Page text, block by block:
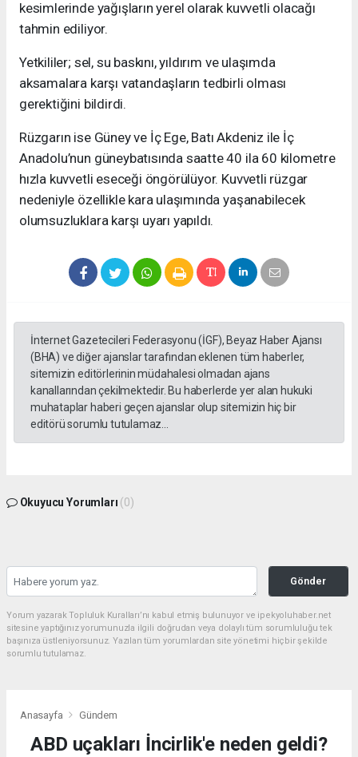
kesimlerinde yağışların yerel olarak kuvvetli olacağı
tahmin ediliyor.
Yetkililer; sel, su baskını, yıldırım ve ulaşımda
aksamalara karşı vatandaşların tedbirli olması
gerektiğini bildirdi.
Rüzgarın ise Güney ve İç Ege, Batı Akdeniz ile İç
Anadolu’nun güneybatısında saatte 40 ila 60 kilometre
hızla kuvvetli eseceği öngörülüyor. Kuvvetli rüzgar
nedeniyle özellikle kara ulaşımında yaşanabilecek
olumsuzluklara karşı uyarı yapıldı.
İnternet Gazetecileri Federasyonu (İGF), Beyaz Haber Ajansı
(BHA) ve diğer ajanslar tarafından eklenen tüm haberler,
sitemizin editörlerinin müdahalesi olmadan ajans
kanallarından çekilmektedir. Bu haberlerde yer alan hukuki
muhataplar haberi geçen ajanslar olup sitemizin hiç bir
editörü sorumlu tutulamaz...
Okuyucu Yorumları (0)
Gönder
Yorum yazarak Topluluk Kuralları’nı kabul etmiş bulunuyor ve ipekyoluhaber.net
sitesine yaptığınız yorumunuzla ilgili doğrudan veya dolaylı tüm sorumluluğu tek
başınıza üstleniyorsunuz. Yazılan tüm yorumlardan site yönetimi hiçbir şekilde
sorumlu tutulamaz.
Anasayfa Gündem
ABD uçakları İncirlik'e neden geldi?